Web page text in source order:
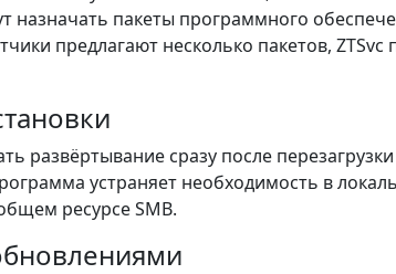
назначать пакеты программного
предлагают несколько пакетов,
развёртывание сразу после
устраняет необходимость в
ресурсе SMB.